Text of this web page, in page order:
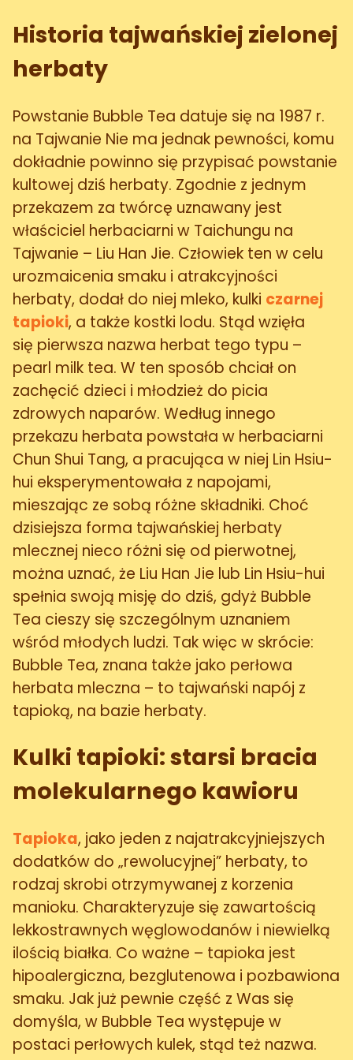
Historia tajwańskiej zielonej
herbaty
Powstanie Bubble Tea datuje się na 1987 r.
na Tajwanie Nie ma jednak pewności, komu
dokładnie powinno się przypisać powstanie
kultowej dziś herbaty. Zgodnie z jednym
przekazem za twórcę uznawany jest
właściciel herbaciarni w Taichungu na
Tajwanie – Liu Han Jie. Człowiek ten w celu
urozmaicenia smaku i atrakcyjności
herbaty, dodał do niej mleko, kulki czarnej
tapioki, a także kostki lodu. Stąd wzięła
się pierwsza nazwa herbat tego typu –
pearl milk tea. W ten sposób chciał on
zachęcić dzieci i młodzież do picia
zdrowych naparów. Według innego
przekazu herbata powstała w herbaciarni
Chun Shui Tang, a pracująca w niej Lin Hsiu-
hui eksperymentowała z napojami,
mieszając ze sobą różne składniki. Choć
dzisiejsza forma tajwańskiej herbaty
mlecznej nieco różni się od pierwotnej,
można uznać, że Liu Han Jie lub Lin Hsiu-hui
spełnia swoją misję do dziś, gdyż Bubble
Tea cieszy się szczególnym uznaniem
wśród młodych ludzi. Tak więc w skrócie:
Bubble Tea, znana także jako perłowa
herbata mleczna – to tajwański napój z
tapioką, na bazie herbaty.
Kulki tapioki: starsi bracia
molekularnego kawioru
Tapioka, jako jeden z najatrakcyjniejszych
dodatków do „rewolucyjnej” herbaty, to
rodzaj skrobi otrzymywanej z korzenia
manioku. Charakteryzuje się zawartością
lekkostrawnych węglowodanów i niewielką
ilością białka. Co ważne – tapioka jest
hipoalergiczna, bezglutenowa i pozbawiona
smaku. Jak już pewnie część z Was się
domyśla, w Bubble Tea występuje w
postaci perłowych kulek, stąd też nazwa.